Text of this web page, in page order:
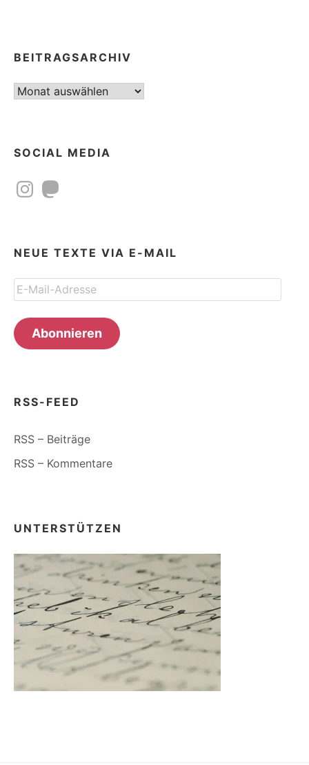
BEITRAGSARCHIV
Beitragsarchiv
SOCIAL MEDIA
InstagramMastodon
NEUE TEXTE VIA E-MAIL
E-
Mail-
Adresse
Abonnieren
RSS-FEED
RSS – Beiträge
RSS – Kommentare
UNTERSTÜTZEN